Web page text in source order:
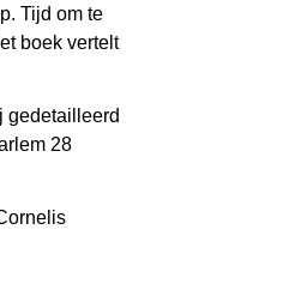
Tijd om te
boek vertelt
gedetailleerd
28